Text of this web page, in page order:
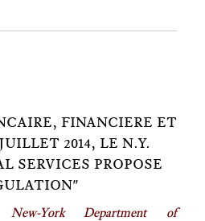
FINANCIERE ET
2014, LE N.Y.
SERVICES PROPOSE
New-York Department of